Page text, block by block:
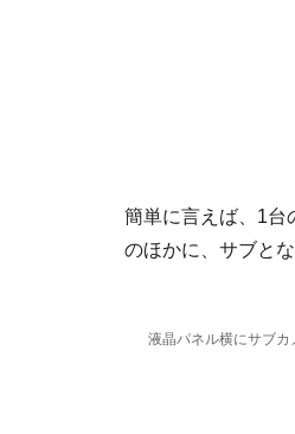
簡単に言えば、1台
のほかに、サブと
液晶パネル横にサブカ